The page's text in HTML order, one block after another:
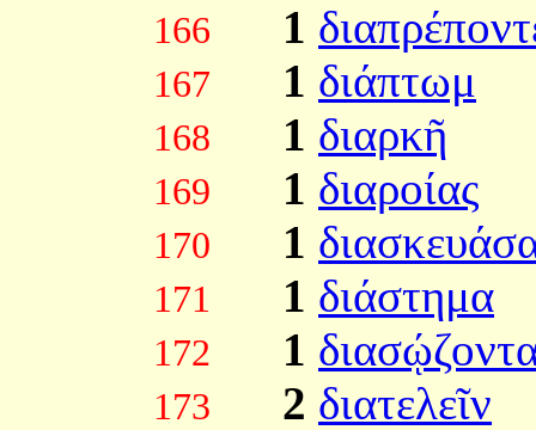
166 1
167 1 διάπτωμ
168 1 διαρκῆ
169 1 διαροίας
170 1
171 1 διάστημα
172 1
173 2 διατελεῖν